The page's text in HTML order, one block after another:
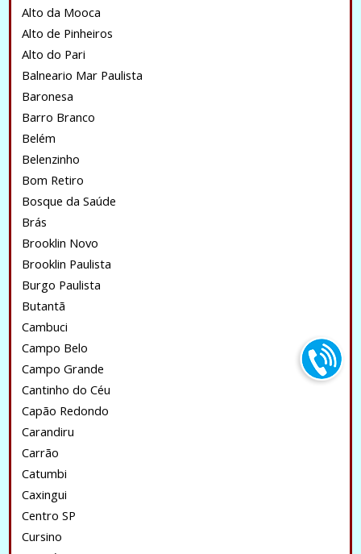
Alto da Mooca
Alto de Pinheiros
Alto do Pari
Balneario Mar Paulista
Baronesa
Barro Branco
Belém
Belenzinho
Bom Retiro
Bosque da Saúde
Brás
Brooklin Novo
Brooklin Paulista
Burgo Paulista
Butantã
Cambuci
Campo Belo
Campo Grande
Cantinho do Céu
Capão Redondo
Carandiru
Carrão
Catumbi
Caxingui
Centro SP
Cursino